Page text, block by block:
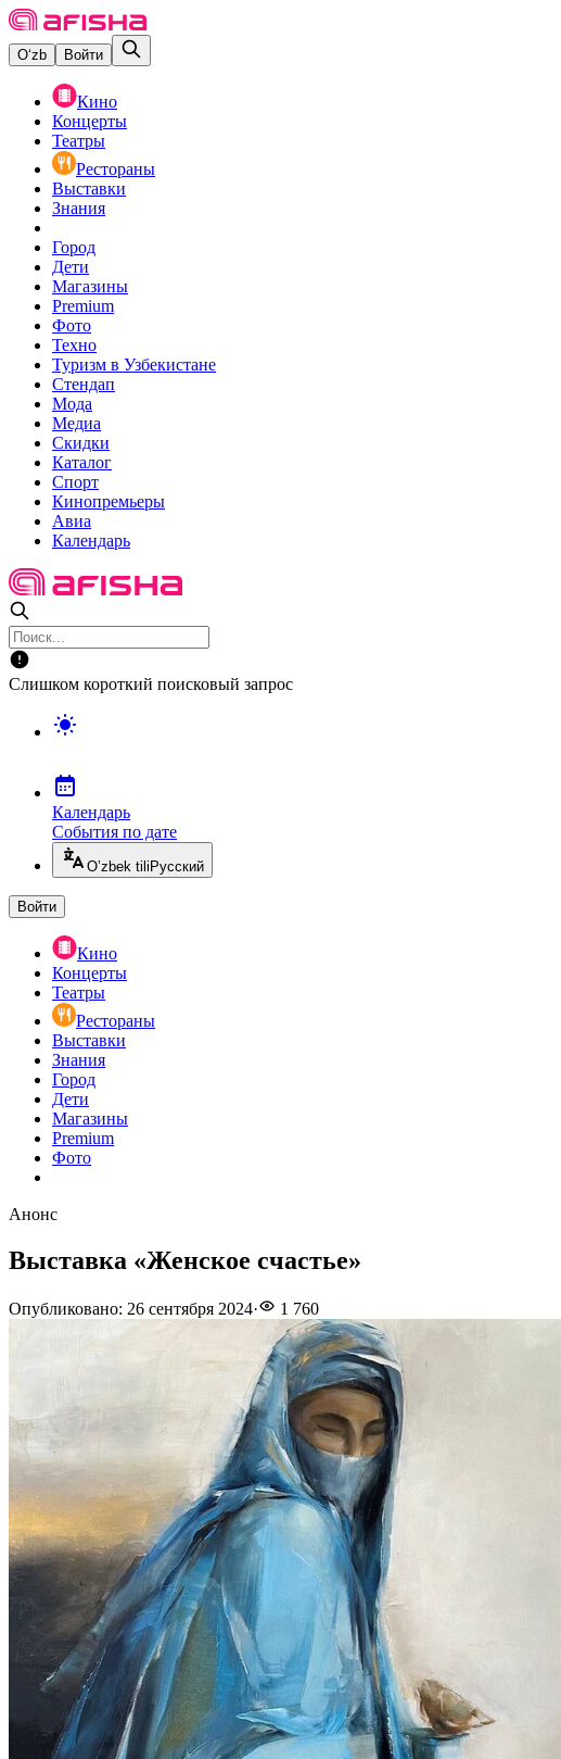
O‘zb Войти
Кино
Концерты
Театры
Рестораны
Выставки
Знания
Город
Дети
Магазины
Premium
Фото
Техно
Туризм в Узбекистане
Стендап
Мода
Медиа
Скидки
Каталог
Спорт
Кинопремьеры
Авиа
Календарь
Слишком короткий поисковый запрос
Календарь
События по дате
O’zbek tili Русский
Войти
Кино
Концерты
Театры
Рестораны
Выставки
Знания
Город
Дети
Магазины
Premium
Фото
Анонс
Выставка «Женское счастье»
Опубликовано: 26 сентября 2024· 1 760